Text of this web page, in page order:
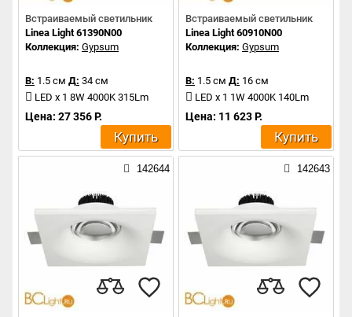
Встраиваемый светильник
Linea Light 61390N00
Коллекция: Gypsum
В: 1.5 см Д: 34 см
LED x 1 8W 4000K 315Lm
Цена: 27 356 Р.
Купить
Встраиваемый светильник
Linea Light 60910N00
Коллекция: Gypsum
В: 1.5 см Д: 16 см
LED x 1 1W 4000K 140Lm
Цена: 11 623 Р.
Купить
142644 142643